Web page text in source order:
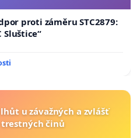
proti záměru STC2879:
Sluštice“
u závažných a zvlášť
trestných činů